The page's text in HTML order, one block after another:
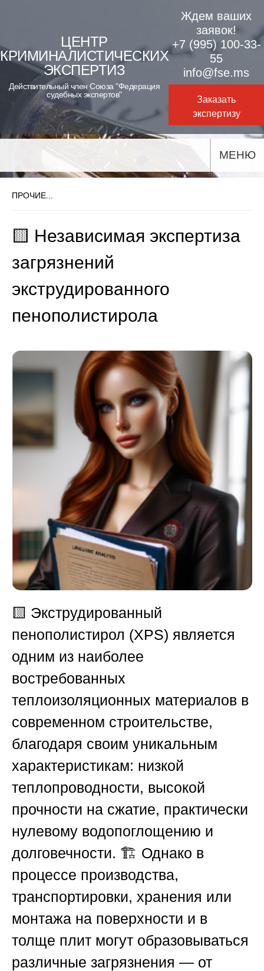
content
ЦЕНТР
КРИМИНАЛИСТИЧЕСКИХ
ЭКСПЕРТИЗ
Действительный член Союза "Федерация
судебных экспертов"
Ждем ваших
заявок!
+7 (995) 100-33-
55
info@fse.ms
Заказать
экспертизу
МЕНЮ
ПРОЧИЕ...
🟨 Независимая экспертиза
загрязнений
экструдированного
пенополистирола
🟨 Экструдированный
пенополистирол (XPS) является
одним из наиболее
востребованных
теплоизоляционных материалов в
современном строительстве,
благодаря своим уникальным
характеристикам: низкой
теплопроводности, высокой
прочности на сжатие, практически
нулевому водопоглощению и
долговечности. 🏗️ Однако в
процессе производства,
транспортировки, хранения или
монтажа на поверхности и в
толще плит могут образовываться
различные загрязнения — от